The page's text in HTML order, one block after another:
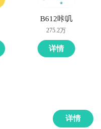
B612咔叽
275.2万
详情
详情